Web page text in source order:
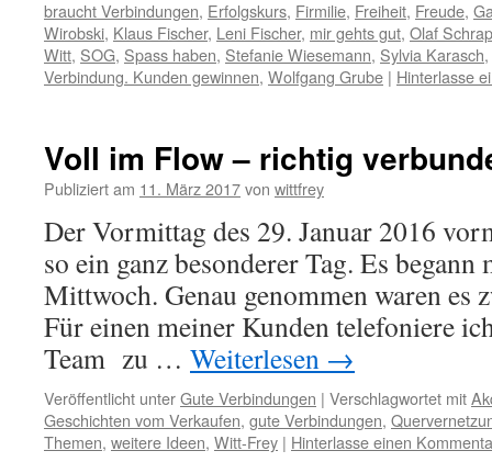
braucht Verbindungen, Erfolgskurs, Firmilie, Freiheit, Freude,
Wirobski, Klaus Fischer, Leni Fischer, mir gehts gut, Olaf
Witt, SOG, Spass haben, Stefanie Wiesemann, Sylvia Karasch,
Verbindung. Kunden gewinnen, Wolfgang Grube | Hinterlasse
Voll im Flow – richtig
Publiziert am 11. März 2017von wittfrey
Der Vormittag des 29. Januar 2016
so ein ganz besonderer Tag. Es
Mittwoch. Genau genommen waren es
Für einen meiner Kunden telefoniere
Team zu … Weiterlesen →
Veröffentlicht unterGute Verbindungen | Verschlagwortet mit
Geschichten vom Verkaufen, gute Verbindungen,
Themen, weitere Ideen, Witt-Frey | Hinterlasse einen